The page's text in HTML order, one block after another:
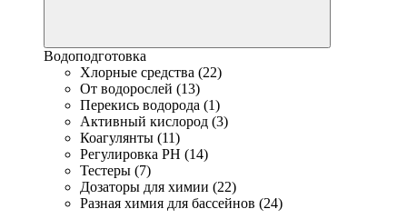
Водоподготовка
Хлорные средства (22)
От водорослей (13)
Перекись водорода (1)
Активный кислород (3)
Коагулянты (11)
Регулировка PH (14)
Тестеры (7)
Дозаторы для химии (22)
Разная химия для бассейнов (24)